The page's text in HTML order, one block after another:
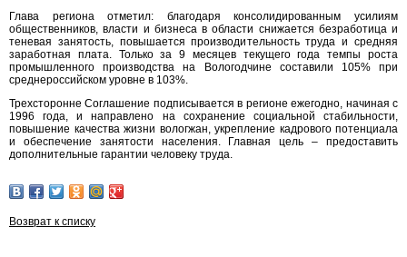
Глава региона отметил: благодаря консолидированным усилиям
общественников, власти и бизнеса в области снижается безработица и
теневая занятость, повышается производительность труда и средняя
заработная плата. Только за 9 месяцев текущего года темпы роста
промышленного производства на Вологодчине составили 105% при
среднероссийском уровне в 103%.
Трехсторонне Соглашение подписывается в регионе ежегодно, начиная с
1996 года, и направлено на сохранение социальной стабильности,
повышение качества жизни вологжан, укрепление кадрового потенциала
и обеспечение занятости населения. Главная цель – предоставить
дополнительные гарантии человеку труда.
Возврат к списку